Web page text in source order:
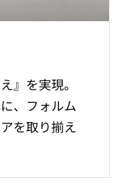
』を実現。
、フォルム
を取り揃え